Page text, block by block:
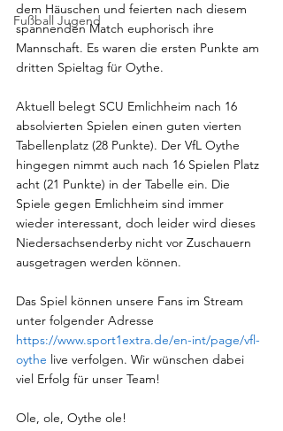
Fußball Jugend
dem Häuschen und feierten nach diesem
spannenden Match euphorisch ihre
Mannschaft. Es waren die ersten Punkte am
dritten Spieltag für Oythe.
Aktuell belegt SCU Emlichheim nach 16
absolvierten Spielen einen guten vierten
Tabellenplatz (28 Punkte). Der VfL Oythe
hingegen nimmt auch nach 16 Spielen Platz
acht (21 Punkte) in der Tabelle ein. Die
Spiele gegen Emlichheim sind immer
wieder interessant, doch leider wird dieses
Niedersachsenderby nicht vor Zuschauern
ausgetragen werden können.
Das Spiel können unsere Fans im Stream
unter folgender Adresse
https://www.sport1extra.de/en-int/page/vfl-
oythe live verfolgen. Wir wünschen dabei
viel Erfolg für unser Team!
Ole, ole, Oythe ole!